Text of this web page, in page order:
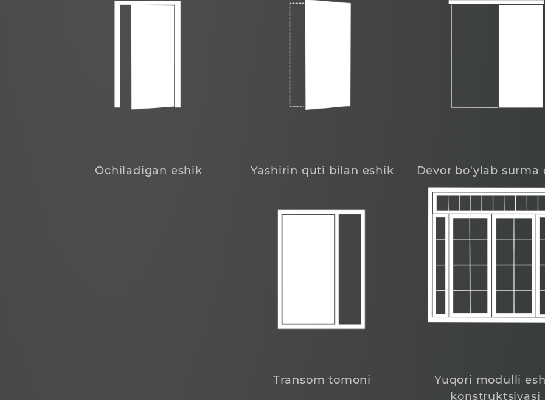
Ochiladigan eshik Yashirin quti bilan eshik Devor bo'ylab surma
Transom tomoni
Yuqori modulli
konstruktsiyasi